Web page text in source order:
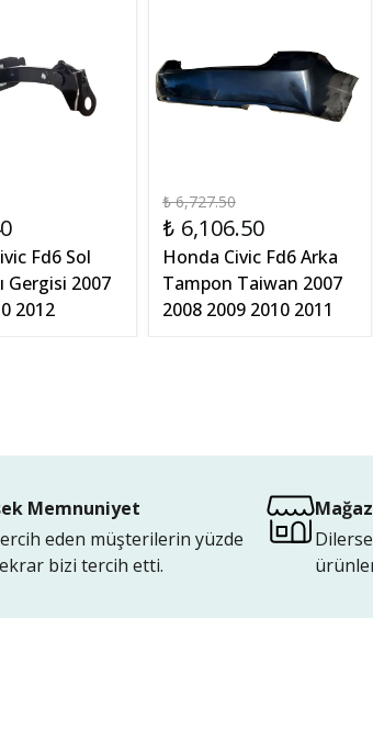
Fd6 Sol
Gergisi 2007
2012
₺ 6,727.50
₺ 6,106.50
Honda Civic Fd6 Arka
Tampon Taiwan 2007
2008 2009 2010 2011
Memnuniyet
eden müşterilerin yüzde
bizi tercih etti.